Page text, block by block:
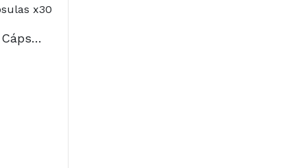
Gestacare Gestação Cápsulas x30